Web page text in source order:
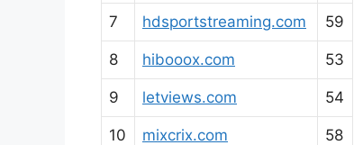
7 hdsportstreaming.com 59
8 hibooox.com 53
9 letviews.com 54
10 mixcrix.com 58